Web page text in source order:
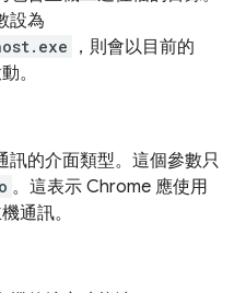
設為
，則會以目前的
。
訊的介面類型。這個參數只
。這表示 Chrome 應使用
通訊。